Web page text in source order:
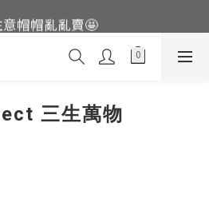
貨不用等👟
帽帽亂亂賣🤩
現貨不用等👟
三生萬物